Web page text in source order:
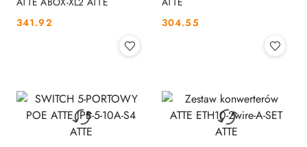
Cena:
341.92 Cena:
304.55